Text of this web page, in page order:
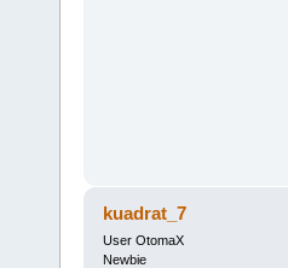
kuadrat_7
User OtomaX
Newbie